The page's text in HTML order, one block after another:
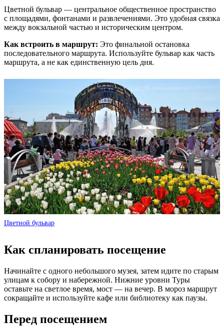
Цветной бульвар — центральное общественное пространство
с площадями, фонтанами и развлечениями. Это удобная связка
между вокзальной частью и историческим центром.
Как встроить в маршрут: Это финальной остановка
последовательного маршрута. Используйте бульвар как часть
маршрута, а не как единственную цель дня.
Цветной бульвар
Как спланировать посещение
Начинайте с одного небольшого музея, затем идите по старым
улицам к собору и набережной. Нижние уровни Туры
оставьте на светлое время, мост — на вечер. В мороз маршрут
сокращайте и используйте кафе или библиотеку как паузы.
Перед посещением